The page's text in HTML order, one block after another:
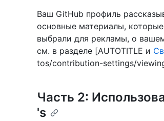
Ваш GitHub профиль
основные материалы,
выбрали для рекламы, о
см. в разделе [AUTOTITLE и
tos/contribution-settings/
Часть 2:
's